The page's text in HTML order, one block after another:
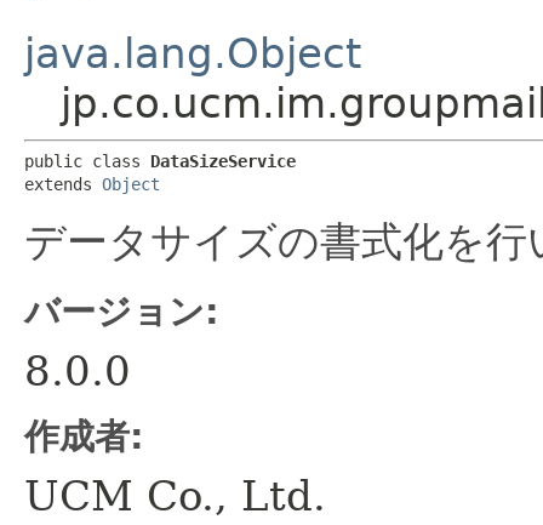
java.lang.Object
public class DataSizeService
extends Object
データサイズの書式化を行
バージョン:
8.0.0
作成者:
UCM Co., Ltd.